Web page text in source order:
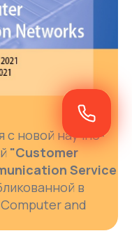
с новой научно-
"Customer
Service
в
and